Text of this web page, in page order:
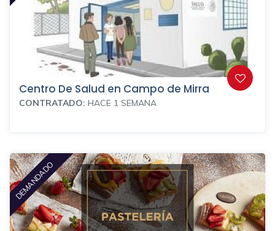
Centro De Salud en Campo de Mirra
CONTRATADO: HACE 1 SEMANA
DEMANDADO